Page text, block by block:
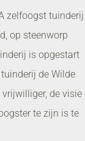
zelfoogst tuinderij
op steenworp
is opgestart
de Wilde
vrijwilliger, de visie
te zijn is te